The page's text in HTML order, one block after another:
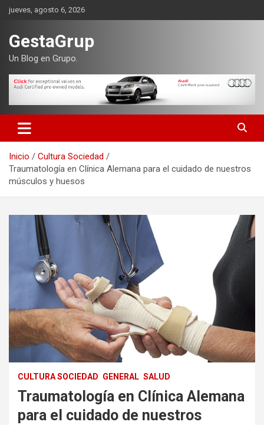
Saltarjueves, agosto 6, 2026
GestaGrup
Un Blog en Grupo.
Inicio
Cultura Sociedad
Traumatología en Clínica Alemana para el cuidado de nuestros
músculos y huesos
CULTURA SOCIEDAD GENERAL SALUD
Traumatología en Clínica Alemana
para el cuidado de nuestros